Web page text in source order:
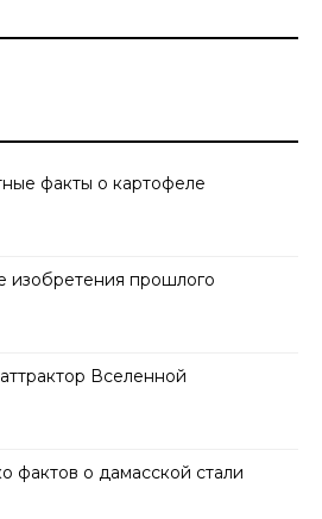
факты о картофеле
изобретения прошлого
Вселенной
фактов о дамасской стали